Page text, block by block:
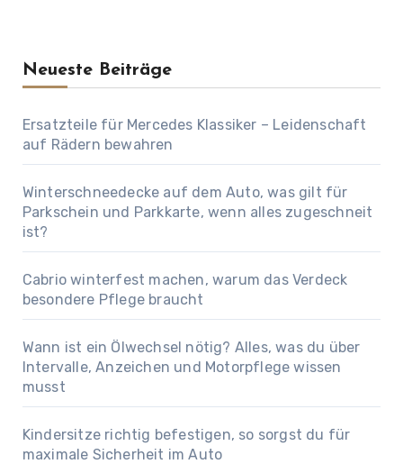
Neueste Beiträge
Ersatzteile für Mercedes Klassiker – Leidenschaft
auf Rädern bewahren
Winterschneedecke auf dem Auto, was gilt für
Parkschein und Parkkarte, wenn alles zugeschneit
ist?
Cabrio winterfest machen, warum das Verdeck
besondere Pflege braucht
Wann ist ein Ölwechsel nötig? Alles, was du über
Intervalle, Anzeichen und Motorpflege wissen
musst
Kindersitze richtig befestigen, so sorgst du für
maximale Sicherheit im Auto